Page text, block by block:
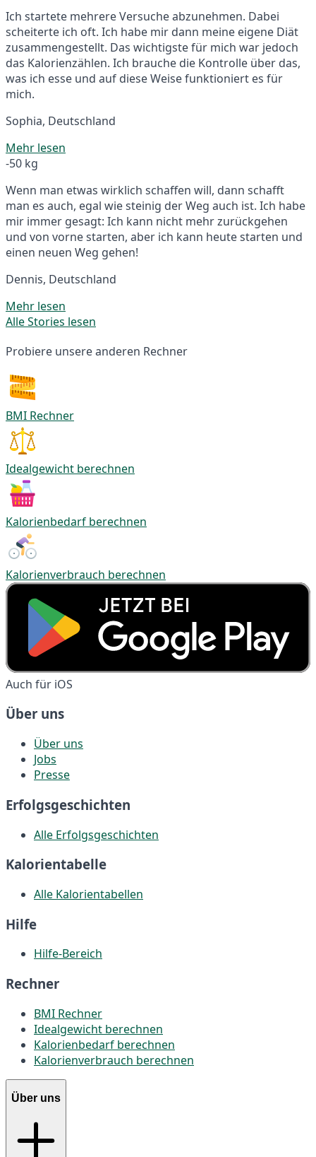
Ich startete mehrere Versuche abzunehmen. Dabei
scheiterte ich oft. Ich habe mir dann meine eigene Diät
zusammengestellt. Das wichtigste für mich war jedoch
das Kalorienzählen. Ich brauche die Kontrolle über das,
was ich esse und auf diese Weise funktioniert es für
mich.
Sophia, Deutschland
Mehr lesen
-50 kg
Wenn man etwas wirklich schaffen will, dann schafft
man es auch, egal wie steinig der Weg auch ist. Ich habe
mir immer gesagt: Ich kann nicht mehr zurückgehen
und von vorne starten, aber ich kann heute starten und
einen neuen Weg gehen!
Dennis, Deutschland
Mehr lesen
Alle Stories lesen
Probiere unsere anderen Rechner
BMI Rechner
Idealgewicht berechnen
Kalorienbedarf berechnen
Kalorienverbrauch berechnen
Auch für iOS
Über uns
Über uns
Jobs
Presse
Erfolgsgeschichten
Alle Erfolgsgeschichten
Kalorientabelle
Alle Kalorientabellen
Hilfe
Hilfe-Bereich
Rechner
BMI Rechner
Idealgewicht berechnen
Kalorienbedarf berechnen
Kalorienverbrauch berechnen
Über uns